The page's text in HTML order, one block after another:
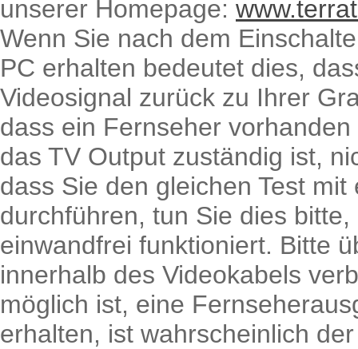
unserer Homepage:
Wenn Sie nach dem
PC erhalten bedeutet dies,
Videosignal zurück zu Ihrer
dass ein Fernseher
das TV Output zuständig ist,
dass Sie den gleichen Test
durchführen, tun Sie dies
einwandfrei funktioniert. Bitte
innerhalb des Videokabels
möglich ist, eine
erhalten, ist wahrscheinlich